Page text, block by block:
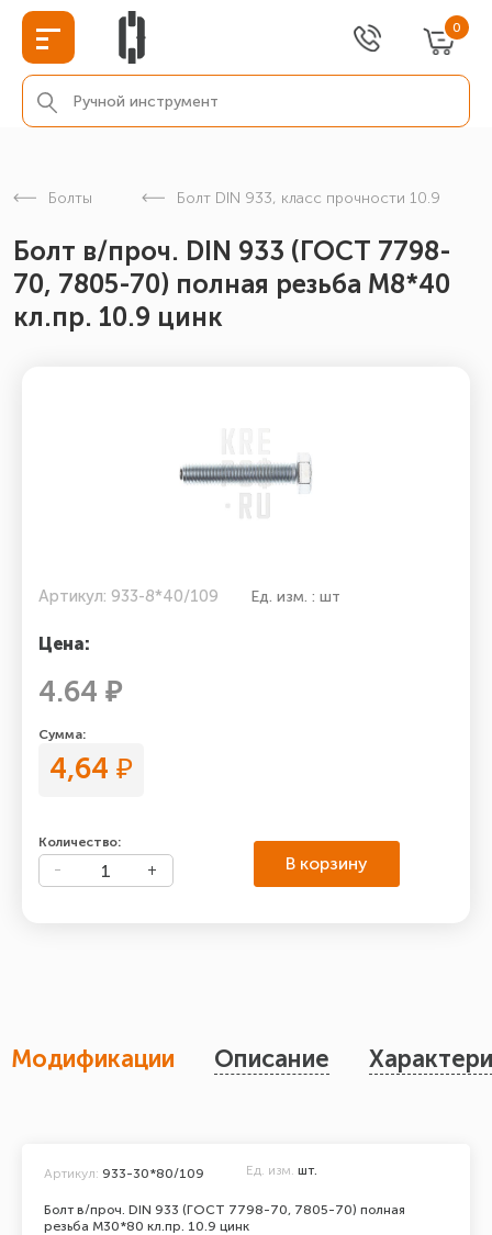
0
Болты Болт DIN 933, класс прочности 10.9
Болт в/проч. DIN 933 (ГОСТ 7798-
70, 7805-70) полная резьба М8*40
кл.пр. 10.9 цинк
Артикул: 933-8*40/109 Ед. изм. : шт
Цена:
4.64 ₽
Сумма:
4,64 ₽
Количество:
В корзину
Модификации Описание
Болт в/проч. DIN 933 (ГОСТ 7798-70, 7805-70) полная
резьба М30*80 кл.пр. 10.9 цинк
Артикул: 933-30*80/109 Ед. изм. шт.